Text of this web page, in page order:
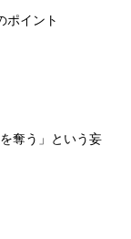
ポイント
奪う」という妄